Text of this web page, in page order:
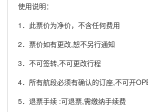
使用说明：
1．此票价为净价，不含任何费用
2．票价如有更改,恕不另行通知
3．不可签转,不可更改行程
4．所有航段必须有确认的订座,不可开
5．退票手续 :可退票,需缴纳手续费